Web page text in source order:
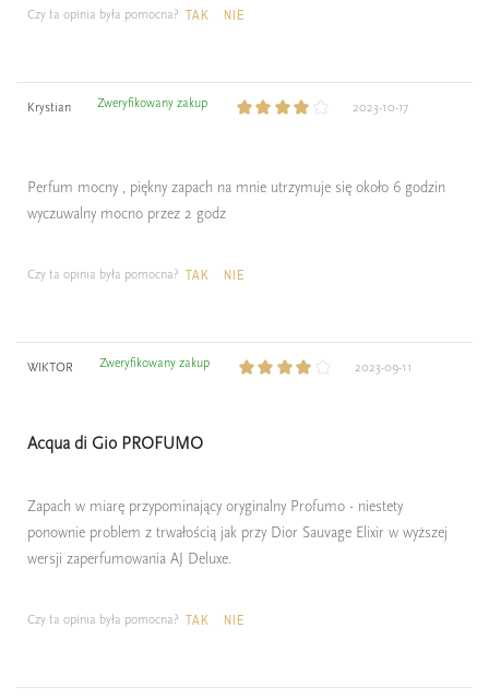
Czy ta opinia była pomocna? TAK NIE
Krystian Zweryfikowany zakup 2023-10-17
Perfum mocny , piękny zapach na mnie utrzymuje się około 6 godzin
wyczuwalny mocno przez 2 godz
Czy ta opinia była pomocna? TAK NIE
WIKTOR Zweryfikowany zakup 2023-09-11
Acqua di Gio PROFUMO
Zapach w miarę przypominający oryginalny Profumo - niestety
ponownie problem z trwałością jak przy Dior Sauvage Elixir w wyższej
wersji zaperfumowania AJ Deluxe.
Czy ta opinia była pomocna? TAK NIE